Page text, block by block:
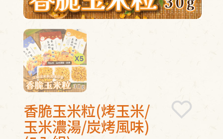
官方帳號
香脆玉米粒(烤玉米/
玉米濃湯/炭烤風味)